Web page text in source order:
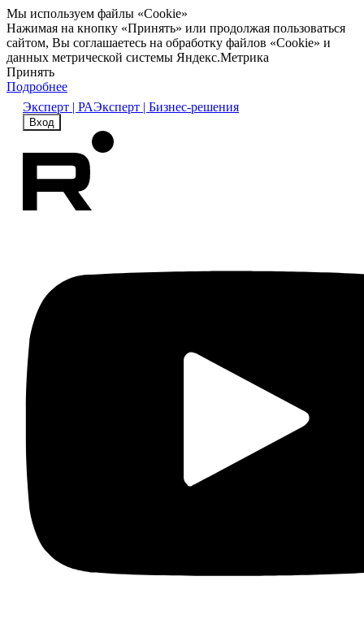
Мы используем файлы «Cookie»
Нажимая на кнопку «Принять» или продолжая пользоваться
сайтом, Вы соглашаетесь на обработку файлов «Cookie» и
данных метрической системы Яндекс.Метрика
Принять
Подробнее
Эксперт | РАЭксперт | Бизнес-решения
Вход